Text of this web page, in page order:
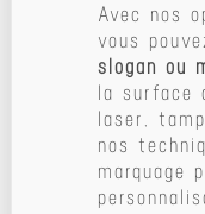
Avec nos
vous
slogan ou
la surface
laser,
nos
marquage